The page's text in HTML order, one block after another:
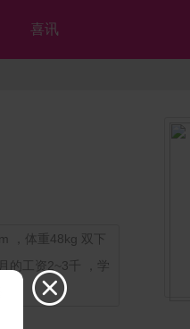
喜讯
，体重48kg 双下
的工资2~3千 ，学
